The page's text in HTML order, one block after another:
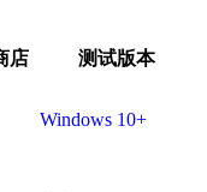
店 测试版本
Windows 10+